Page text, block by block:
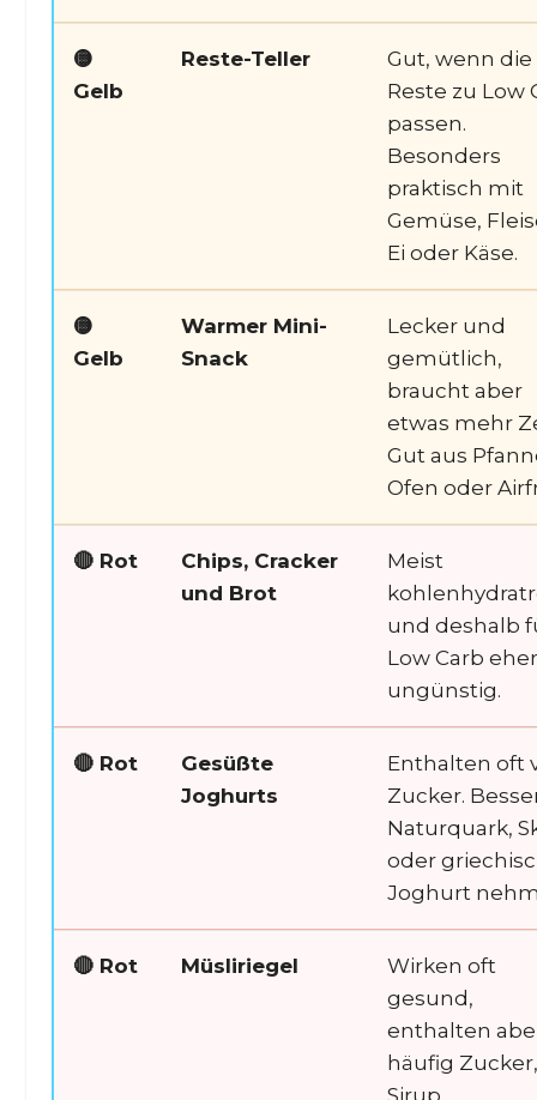
🟡
Gelb
Reste-Teller
Gut, wenn die
Reste zu Low
passen.
Besonders
praktisch mit
Gemüse,
Ei oder Käse.
🟡
Gelb
Warmer Mini-
Snack
Lecker und
gemütlich,
braucht aber
etwas mehr
Gut aus
Ofen oder
🔴 Rot
Chips, Cracker
und Brot
Meist
und deshalb
Low Carb eher
ungünstig.
🔴 Rot
Gesüßte
Joghurts
Enthalten oft
Zucker.
Naturquark,
oder
Joghurt
🔴 Rot Müsliriegel
Wirken oft
gesund,
enthalten
häufig Zucker,